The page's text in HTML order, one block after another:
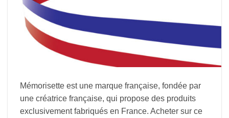
Mémorisette est une marque française, fondée par
une créatrice française, qui propose des produits
exclusivement fabriqués en France. Acheter sur ce